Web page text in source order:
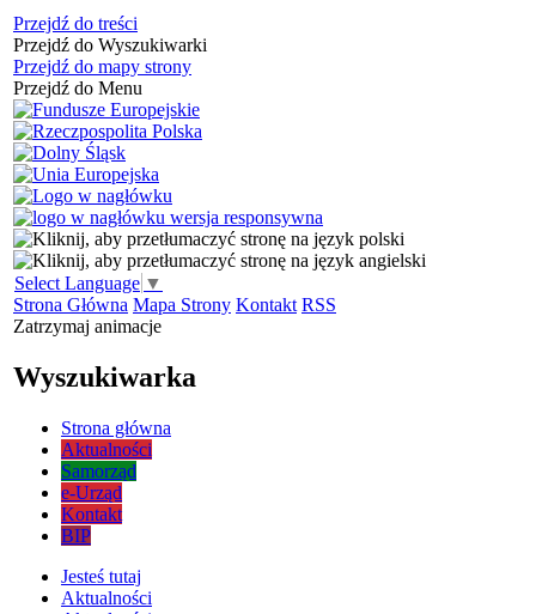
Przejdź do treści
Przejdź do Wyszukiwarki
Przejdź do mapy strony
Przejdź do Menu
Select Language ▼
Strona Główna Mapa Strony Kontakt RSS
Zatrzymaj animacje
Wyszukiwarka
Strona główna
Aktualności
Samorząd
e-Urząd
Kontakt
BIP
Jesteś tutaj
Aktualności